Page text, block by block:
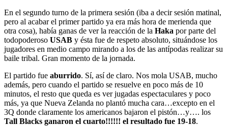
En el segundo turno de la primera sesión (iba a decir sesión matinal,
pero al acabar el primer partido ya era más hora de merienda que
otra cosa), había ganas de ver la reacción de la Haka por parte del
todopoderoso USAB y ésta fue de respeto absoluto, situándose los
jugadores en medio campo mirando a los de las antípodas realizar su
baile tribal. Gran momento de la jornada.
El partido fue aburrido. Sí, así de claro. Nos mola USAB, mucho
además, pero cuando el partido se resuelve en poco más de 10
minutos, el resto que queda es ver jugadas espectaculares y poco
más, ya que Nueva Zelanda no plantó mucha cara…excepto en el
3Q donde claramente los americanos bajaron el pistón…y…. los
Tall Blacks ganaron el cuarto!!!!!! el resultado fue 19-18.